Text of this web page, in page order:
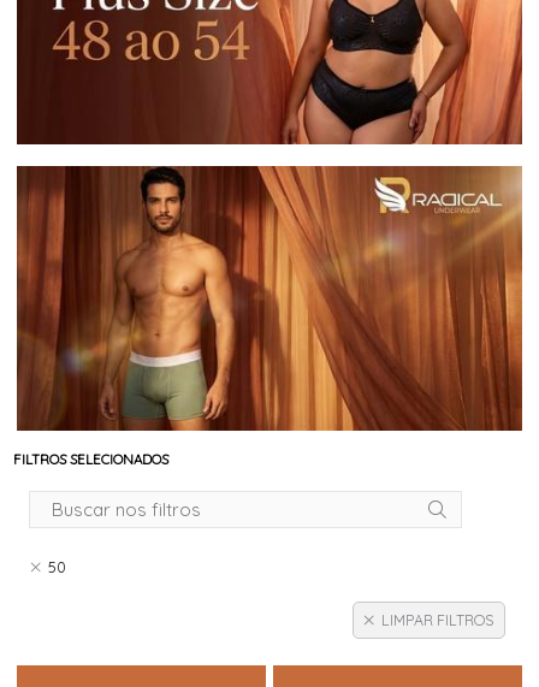
FILTROS SELECIONADOS
50
LIMPAR FILTROS